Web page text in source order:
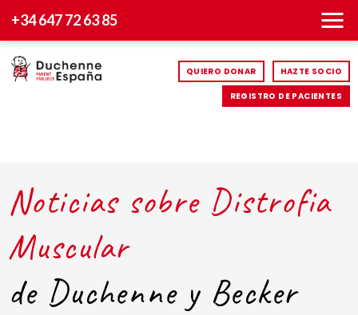
+34 647 72 63 85
QUIERO DONAR HAZTE SOCIO
REGISTRO DE PACIENTES
Noticias sobre Distrofia
Muscular
de Duchenne y Becker